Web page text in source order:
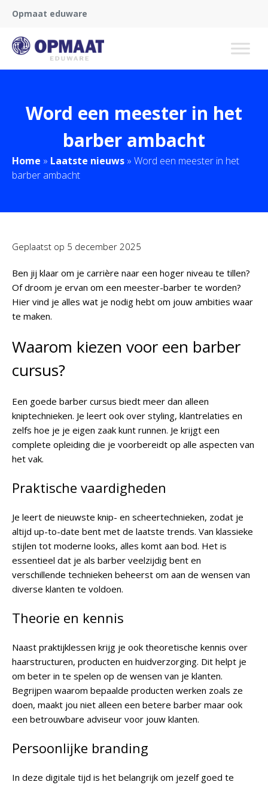
Opmaat eduware
Word een meester in het
barber ambacht
Home » Laatste nieuws » Word een meester in het
barber ambacht
Geplaatst op 5 december 2025
Ben jij klaar om je carrière naar een hoger niveau te tillen?
Of droom je ervan om een meester-barber te worden?
Hier vind je alles wat je nodig hebt om jouw ambities waar
te maken.
Waarom kiezen voor een barber
cursus?
Een goede barber cursus biedt meer dan alleen
kniptechnieken. Je leert ook over styling, klantrelaties en
zelfs hoe je je eigen zaak kunt runnen. Je krijgt een
complete opleiding die je voorbereidt op alle aspecten van
het vak.
Praktische vaardigheden
Je leert de nieuwste knip- en scheertechnieken, zodat je
altijd up-to-date bent met de laatste trends. Van klassieke
stijlen tot moderne looks, alles komt aan bod. Het is
essentieel dat je als barber veelzijdig bent en
verschillende technieken beheerst om aan de wensen van
diverse klanten te voldoen.
Theorie en kennis
Naast praktijklessen krijg je ook theoretische kennis over
haarstructuren, producten en huidverzorging. Dit helpt je
om beter in te spelen op de wensen van je klanten.
Begrijpen waarom bepaalde producten werken zoals ze
doen, maakt jou niet alleen een betere barber maar ook
een betrouwbare adviseur voor jouw klanten.
Persoonlijke branding
In deze digitale tijd is het belangrijk om jezelf goed te